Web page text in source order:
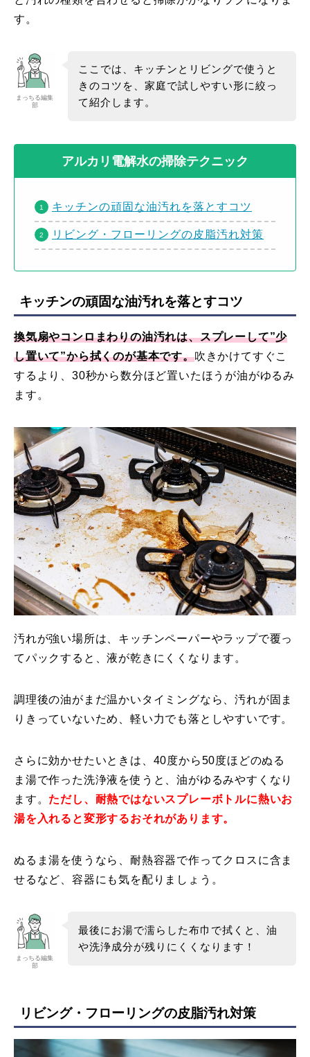
す。
まっちる編集
部
ここでは、キッチンとリビングで使うと
きのコツを、家庭で試しやすい形に絞っ
て紹介します。
アルカリ電解水の掃除テクニック
キッチンの頑固な油汚れを落とすコツ
リビング・フローリングの皮脂汚れ対策
キッチンの頑固な油汚れを落とすコツ
換気扇やコンロまわりの油汚れは、スプレーして”少
し置いて”から拭くのが基本です。吹きかけてすぐこ
するより、30秒から数分ほど置いたほうが油がゆるみ
ます。
汚れが強い場所は、キッチンペーパーやラップで覆っ
てパックすると、液が乾きにくくなります。
調理後の油がまだ温かいタイミングなら、汚れが固ま
りきっていないため、軽い力でも落としやすいです。
さらに効かせたいときは、40度から50度ほどのぬる
ま湯で作った洗浄液を使うと、油がゆるみやすくなり
ます。 ただし、耐熱ではないスプレーボトルに熱いお
湯を入れると変形するおそれがあります。
ぬるま湯を使うなら、耐熱容器で作ってクロスに含ま
せるなど、容器にも気を配りましょう。
まっちる編集
部
最後にお湯で濡らした布巾で拭くと、油
や洗浄成分が残りにくくなります！
リビング・フローリングの皮脂汚れ対策